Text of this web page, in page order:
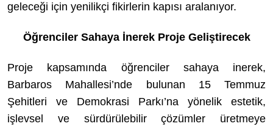
geleceği için yenilikçi fikirlerin kapısı aralanıyor.
Öğrenciler Sahaya İnerek Proje Geliştirecek
Proje kapsamında öğrenciler sahaya inerek,
Barbaros Mahallesi’nde bulunan 15 Temmuz
Şehitleri ve Demokrasi Parkı’na yönelik estetik,
işlevsel ve sürdürülebilir çözümler üretmeye